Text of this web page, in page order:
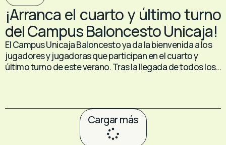
¡Arranca el cuarto y último turno
del Campus Baloncesto Unicaja!
El Campus Unicaja Baloncesto ya da la bienvenida a los
jugadores y jugadoras que participan en el cuarto y
último turno de este verano. Tras la llegada de todos los...
Cargar más